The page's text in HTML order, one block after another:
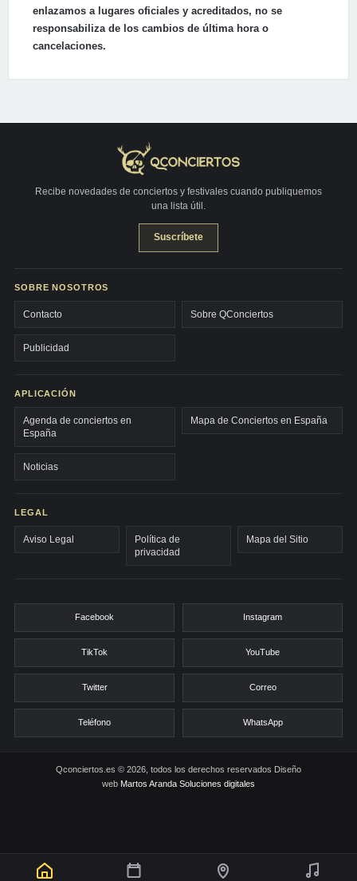
enlazamos a lugares oficiales y acreditados, no se
responsabiliza de los cambios de última hora o
cancelaciones.
Recibe novedades de conciertos y festivales cuando publiquemos
una lista útil.
Suscríbete
SOBRE NOSOTROS
Contacto Sobre QConciertos
Publicidad
APLICACIÓN
Agenda de conciertos en
España
Mapa de Conciertos en España
Noticias
LEGAL
Aviso Legal
Política de
privacidad
Mapa del Sitio
Facebook Instagram
TikTok YouTube
Twitter Correo
Teléfono WhatsApp
Qconciertos.es © 2026, todos los derechos reservados Diseño
web Martos Aranda Soluciones digitales